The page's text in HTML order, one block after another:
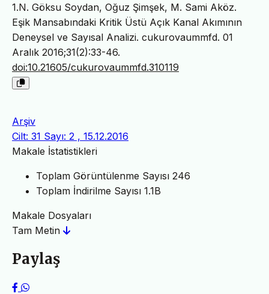
1.N. Göksu Soydan, Oğuz Şimşek, M. Sami Aköz.
Eşik Mansabındaki Kritik Üstü Açık Kanal Akımının
Deneysel ve Sayısal Analizi. cukurovaummfd. 01
Aralık 2016;31(2):33-46.
doi:10.21605/cukurovaummfd.310119
Arşiv
Cilt: 31 Sayı: 2 , 15.12.2016
Makale İstatistikleri
Toplam Görüntülenme Sayısı 246
Toplam İndirilme Sayısı 1.1B
Makale Dosyaları
Tam Metin
Paylaş